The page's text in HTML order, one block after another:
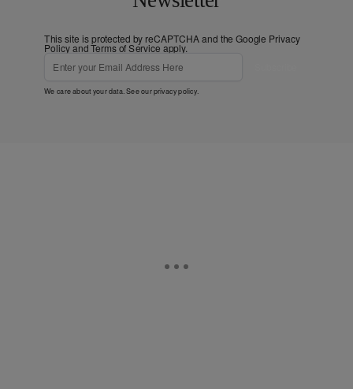
This site is protected by reCAPTCHA and the Google Privacy
PolicyandTerms of Service apply.
We care about your data. See ourprivacy policy.